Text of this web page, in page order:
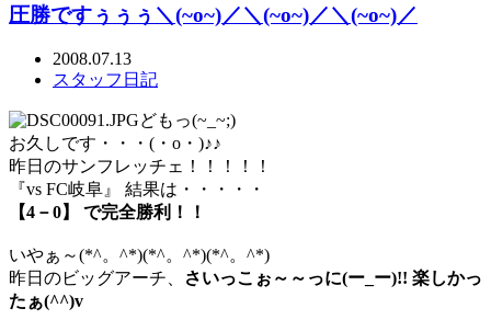
圧勝ですぅぅぅ＼(~o~)／＼(~o~)／＼(~o~)／
2008.07.13
スタッフ日記
どもっ(~_~;)
お久しです・・・(・o・)♪♪
昨日のサンフレッチェ！！！！！
『vs FC岐阜』 結果は・・・・・
【4－0】 で完全勝利！！
いやぁ～(*^。^*)(*^。^*)(*^。^*)
昨日のビッグアーチ、
さいっこぉ～～っに(ー_ー)!! 楽しかっ
たぁ(^^)v